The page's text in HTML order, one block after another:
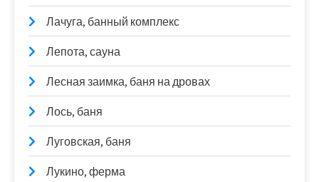
Лачуга, банный комплекс
Лепота, сауна
Лесная заимка, баня на дровах
Лось, баня
Луговская, баня
Лукино, ферма